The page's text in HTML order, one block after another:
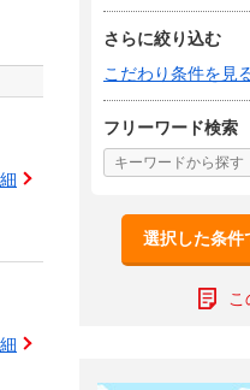
さらに絞り込む
こだわり条件を見
フリーワード検索
選択した条件